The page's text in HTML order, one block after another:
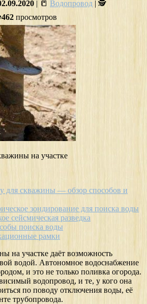
| 📒 Водопровод | 🕵
462 просмотров
на участке
для скважины — обзор способов и
зондирование для поиска воды
сейсмическая разведка
поиска воды
рамки
на участке даёт возможность
водой. Автономное водоснабжение
и это не только поливка огорода.
водопровод, и те, у кого она
по поводу отключения воды, её
трубопровода.